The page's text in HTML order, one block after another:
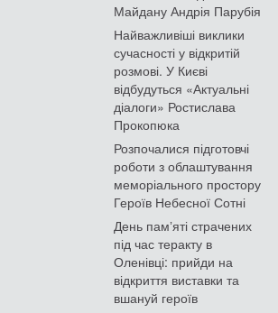
Майдану Андрія Парубія
Найважливіші виклики
сучасності у відкритій
розмові. У Києві
відбудуться «Актуальні
діалоги» Ростислава
Прокопюка
Розпочалися підготовчі
роботи з облаштування
меморіального простору
Героїв Небесної Сотні
День памʼяті страчених
під час теракту в
Оленівці: прийди на
відкриття виставки та
вшануй героїв